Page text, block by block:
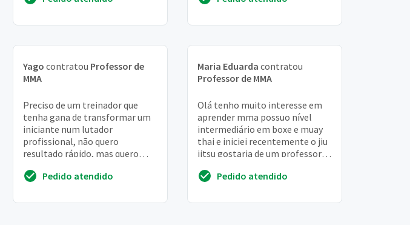
Yago contratou Professor de
MMA
Preciso de um treinador que
tenha gana de transformar um
iniciante num lutador
profissional, não quero
resultado rápido, mas quero
Pedido atendido
Maria Eduarda contratou
Professor de MMA
Olá tenho muito interesse em
aprender mma possuo nível
intermediário em boxe e muay
thai e iniciei recentemente o jiu
jitsu gostaria de um professor 2-
as dua...Pedido atendido